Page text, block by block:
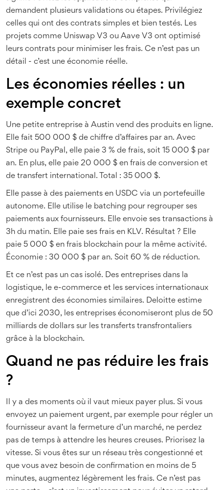
demandent plusieurs validations ou étapes. Privilégiez
celles qui ont des contrats simples et bien testés. Les
projets comme Uniswap V3 ou Aave V3 ont optimisé
leurs contrats pour minimiser les frais. Ce n’est pas un
détail - c’est une économie réelle.
Les économies réelles : un
exemple concret
Une petite entreprise à Austin vend des produits en ligne.
Elle fait 500 000 $ de chiffre d’affaires par an. Avec
Stripe ou PayPal, elle paie 3 % de frais, soit 15 000 $ par
an. En plus, elle paie 20 000 $ en frais de conversion et
de transfert international. Total : 35 000 $.
Elle passe à des paiements en USDC via un portefeuille
autonome. Elle utilise le batching pour regrouper ses
paiements aux fournisseurs. Elle envoie ses transactions à
3h du matin. Elle paie ses frais en KLV. Résultat ? Elle
paie 5 000 $ en frais blockchain pour la même activité.
Économie : 30 000 $ par an. Soit 60 % de réduction.
Et ce n’est pas un cas isolé. Des entreprises dans la
logistique, le e-commerce et les services internationaux
enregistrent des économies similaires. Deloitte estime
que d’ici 2030, les entreprises économiseront plus de 50
milliards de dollars sur les transferts transfrontaliers
grâce à la blockchain.
Quand ne pas réduire les frais
?
Il y a des moments où il vaut mieux payer plus. Si vous
envoyez un paiement urgent, par exemple pour régler un
fournisseur avant la fermeture d’un marché, ne perdez
pas de temps à attendre les heures creuses. Priorisez la
vitesse. Si vous êtes sur un réseau très congestionné et
que vous avez besoin de confirmation en moins de 5
minutes, augmentez légèrement les frais. Ce n’est pas